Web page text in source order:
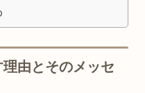
由とそのメッセ